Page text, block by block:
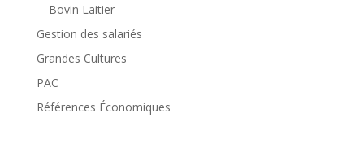
Bovin Laitier
Gestion des salariés
Grandes Cultures
PAC
Références Économiques